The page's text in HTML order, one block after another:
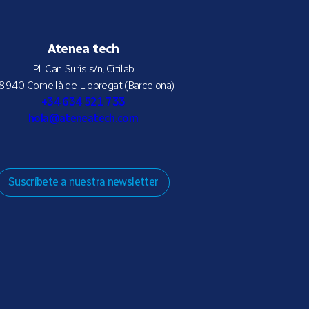
Atenea tech
Pl. Can Suris s/n, Citilab
Cornellà de Llobregat (Barcelona)
+34 634 521 733
hola@ateneatech.com
Suscríbete a nuestra newsletter